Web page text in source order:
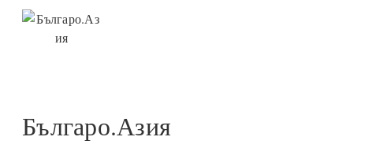
Към
съдържанието
Българо.Азия